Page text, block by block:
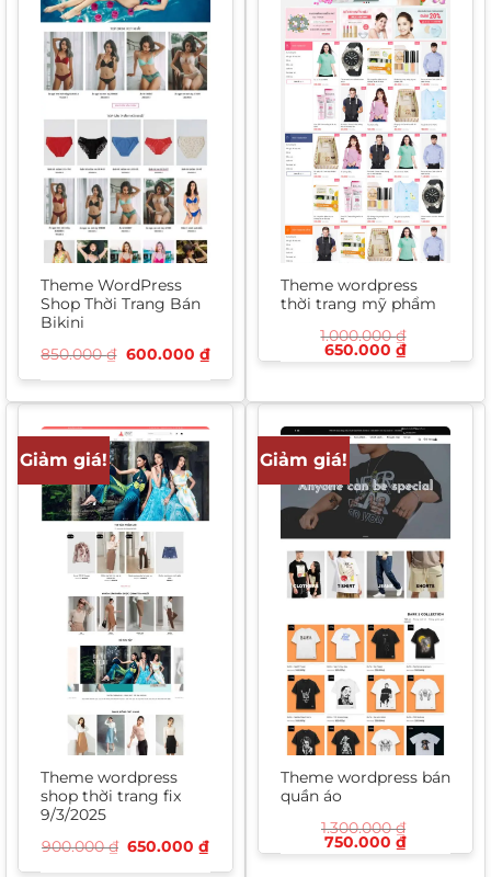
Theme WordPress
Shop Thời Trang Bán
Bikini
850.000₫ Giá
gốc
600.000 ₫Giá
hiện
tại
600.000 ₫.
Theme wordpress
thời trang mỹ phẩm
1.000.000₫
Giá
gốc
650.000 ₫Giá
650.000 ₫.
Giảm giá!
Theme wordpress
shop thời trang fix
9/3/2025
900.000₫ Giá
650.000₫Giá
tại
Giảm giá!
Theme wordpress bán
quần áo
1.300.000₫
Giá
750.000 ₫Giá